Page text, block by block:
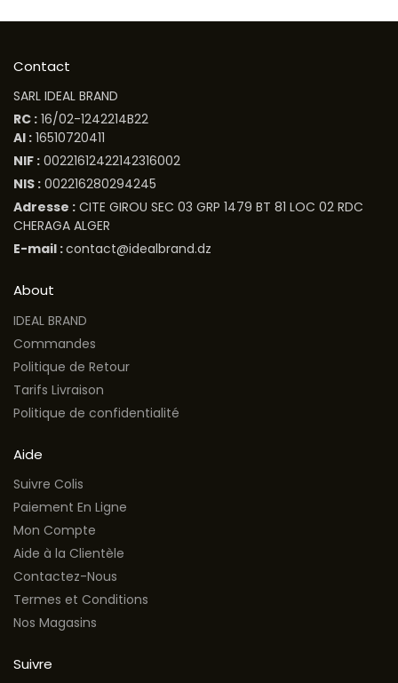
Contact
SARL IDEAL BRAND
RC : 16/02-1242214B22
AI : 16510720411
NIF : 00221612422142316002
NIS : 002216280294245
Adresse : CITE GIROU SEC 03 GRP 1479 BT 81 LOC 02 RDC
CHERAGA ALGER
E-mail :contact@idealbrand.dz
About
IDEAL BRAND
Commandes
Politique de Retour
Tarifs Livraison
Politique de confidentialité
Aide
Suivre Colis
Paiement En Ligne
Mon Compte
Aide à la Clientèle
Contactez-Nous
Termes et Conditions
Nos Magasins
Suivre